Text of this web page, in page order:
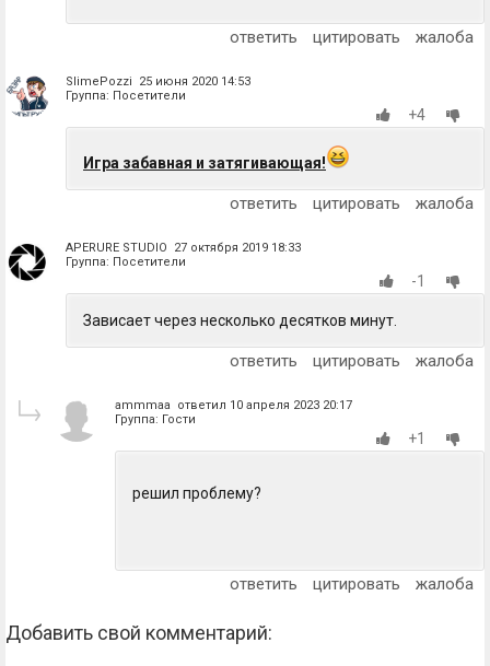
ответить цитировать жалоба
SlimePozzi 25 июня 2020 14:53
Группа: Посетители
+4
Игра забавная и затягивающая!
ответить цитировать жалоба
APERURE STUDIO 27 октября 2019 18:33
Группа: Посетители
-1
Зависает через несколько десятков минут.
ответить цитировать жалоба
ammmaa ответил 10 апреля 2023 20:17
Группа: Гости
+1
решил проблему?
ответить цитировать жалоба
Добавить свой комментарий: